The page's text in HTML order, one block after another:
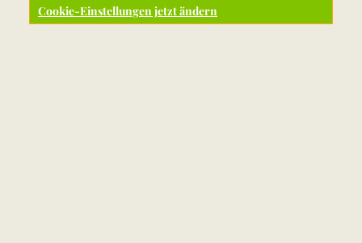
Cookie-Einstellungen jetzt ändern